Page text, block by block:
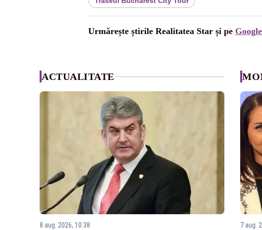
Urmărește știrile Realitatea Star și pe
ACTUALITATE
8 aug. 2026, 10:38 7 aug.